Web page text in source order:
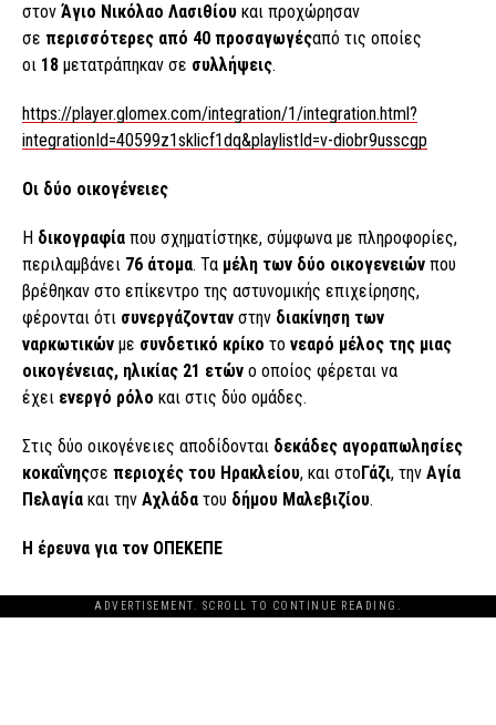
στον Άγιο Νικόλαο Λασιθίου και προχώρησαν
σε περισσότερες από 40 προσαγωγέςαπό τις οποίες
οι 18 μετατράπηκαν σε συλλήψεις.
https://player.glomex.com/integration/1/integration.html?
integrationId=40599z1sklicf1dq&playlistId=v-diobr9usscgp
Οι δύο οικογένειες
Η δικογραφία που σχηματίστηκε, σύμφωνα με πληροφορίες,
περιλαμβάνει 76 άτομα. Τα μέλη των δύο οικογενειών που
βρέθηκαν στο επίκεντρο της αστυνομικής επιχείρησης,
φέρονται ότι συνεργάζονταν στην διακίνηση των
ναρκωτικών με συνδετικό κρίκο το νεαρό μέλος της μιας
οικογένειας, ηλικίας 21 ετών ο οποίος φέρεται να
έχει ενεργό ρόλο και στις δύο ομάδες.
Στις δύο οικογένειες αποδίδονται δεκάδες αγοραπωλησίες
κοκαΐνηςσε περιοχές του Ηρακλείου, και στο Γάζι, την Αγία
Πελαγία και την Αχλάδα του δήμου Μαλεβιζίου.
Η έρευνα για τον ΟΠΕΚΕΠΕ
ADVERTISEMENT. SCROLL TO CONTINUE READING.